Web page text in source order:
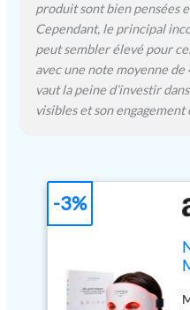
produit sont bien pensées
Cependant, le principal
peut sembler élevé pour
avec une note moyenne
vaut la peine d’investir
visibles et son engagement
-3%